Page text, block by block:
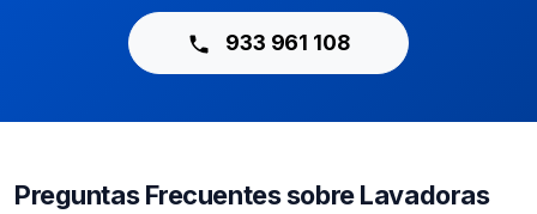
933 961 108
Preguntas Frecuentes sobre Lavadoras